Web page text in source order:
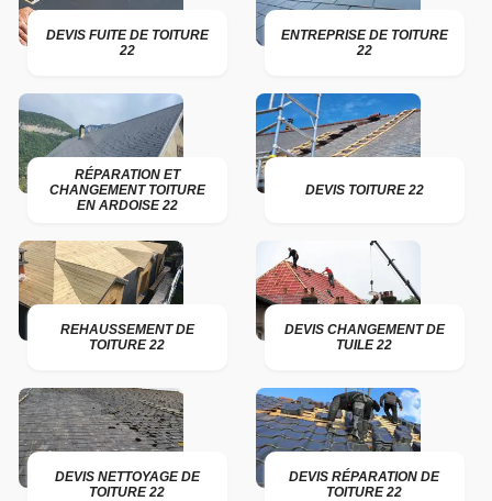
DEVIS FUITE DE TOITURE
22
ENTREPRISE DE TOITURE
22
RÉPARATION ET
CHANGEMENT TOITURE
EN ARDOISE 22
DEVIS TOITURE 22
REHAUSSEMENT DE
TOITURE 22
DEVIS CHANGEMENT DE
TUILE 22
DEVIS NETTOYAGE DE
TOITURE 22
DEVIS RÉPARATION DE
TOITURE 22